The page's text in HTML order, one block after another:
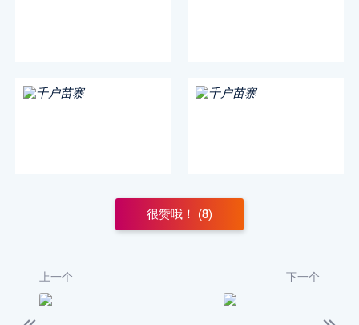
很赞哦！ (8)
上一个 下一个